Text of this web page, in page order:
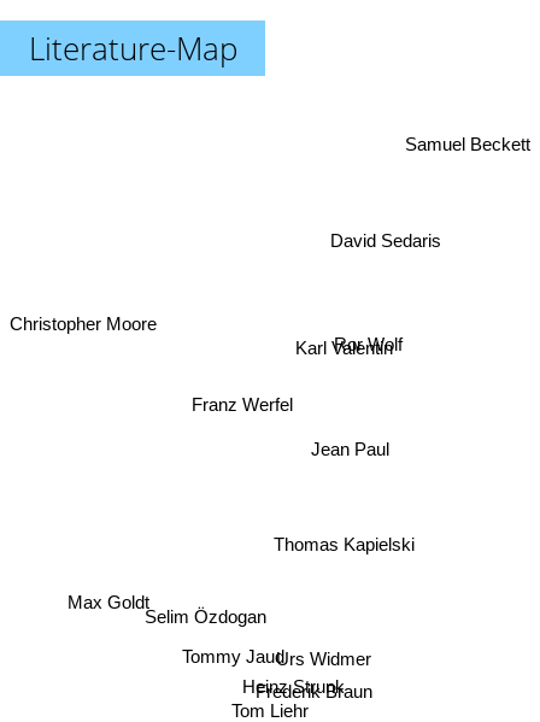
Literature-Map
Tom Liehr
Heinz Strunk
Urs Widmer
Frederik Braun
Tommy Jaud
Selim Özdogan
Thomas Kapielski
Franz Werfel
Jean Paul
Ror Wolf
Karl Valentin
Max Goldt
Samuel Beckett